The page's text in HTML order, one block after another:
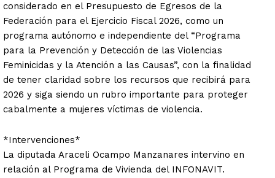
considerado en el Presupuesto de Egresos de la
Federación para el Ejercicio Fiscal 2026, como un
programa autónomo e independiente del “Programa
para la Prevención y Detección de las Violencias
Feminicidas y la Atención a las Causas”, con la finalidad
de tener claridad sobre los recursos que recibirá para
2026 y siga siendo un rubro importante para proteger
cabalmente a mujeres víctimas de violencia.
*Intervenciones*
La diputada Araceli Ocampo Manzanares intervino en
relación al Programa de Vivienda del INFONAVIT.